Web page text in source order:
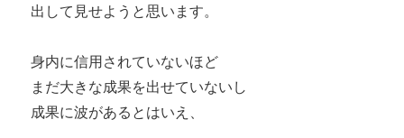
出して見せようと思います。
身内に信用されていないほど
まだ大きな成果を出せていないし
成果に波があるとはいえ、